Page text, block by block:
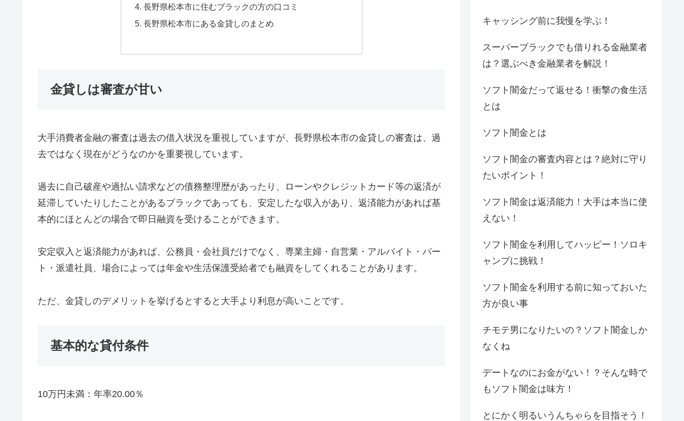
長野県松本市に住むブラックの方の口コミ
長野県松本市にある金貸しのまとめ
金貸しは審査が甘い
大手消費者金融の審査は過去の借入状況を重視していますが、長野県松本市の金貸しの審査は、過
去ではなく現在がどうなのかを重要視しています。
過去に自己破産や過払い請求などの債務整理歴があったり、ローンやクレジットカード等の返済が
延滞していたりしたことがあるブラックであっても、安定したな収入があり、返済能力があれば基
本的にほとんどの場合で即日融資を受けることができます。
安定収入と返済能力があれば、公務員・会社員だけでなく、専業主婦・自営業・アルバイト・パー
ト・派遣社員、場合によっては年金や生活保護受給者でも融資をしてくれることがあります。
ただ、金貸しのデメリットを挙げるとすると大手より利息が高いことです。
基本的な貸付条件
10万円未満：年率20.00％
キャッシング前に我慢を学ぶ！
スーパーブラックでも借りれる金融業者
は？選ぶべき金融業者を解説！
ソフト闇金だって返せる！衝撃の食生活
とは
ソフト闇金とは
ソフト闇金の審査内容とは？絶対に守り
たいポイント！
ソフト闇金は返済能力！大手は本当に使
えない！
ソフト闇金を利用してハッピー！ソロキ
ャンプに挑戦！
ソフト闇金を利用する前に知っておいた
方が良い事
チモテ男になりたいの？ソフト闇金しか
なくね
デートなのにお金がない！？そんな時で
もソフト闇金は味方！
とにかく明るいうんちゃらを目指そう！